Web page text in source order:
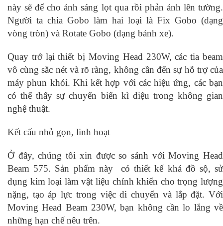
này sẽ để cho ánh sáng lọt qua rồi phản ánh lên tường.
Người ta chia Gobo làm hai loại là Fix Gobo (dạng
vòng tròn) và Rotate Gobo (dạng bánh xe).
Quay trở lại thiết bị Moving Head 230W, các tia beam
vô cùng sắc nét và rõ ràng, không cần đến sự hỗ trợ của
máy phun khói. Khi kết hợp với các hiệu ứng, các bạn
có thể thấy sự chuyển biến kì diệu trong không gian
nghệ thuật.
Kết cấu nhỏ gọn, linh hoạt
Ở đây, chúng tôi xin được so sánh với Moving Head
Beam 575. Sản phẩm này có thiết kế khá đồ sộ, sử
dụng kim loại làm vật liệu chính khiến cho trọng lượng
nặng, tạo áp lực trong việc di chuyển và lắp đặt. Với
Moving Head Beam 230W, bạn không cần lo lắng về
những hạn chế nêu trên.